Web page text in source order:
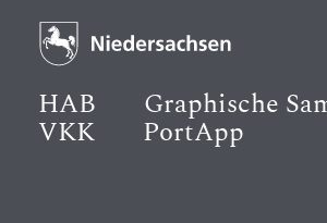
HAB Graphische
VKK PortApp